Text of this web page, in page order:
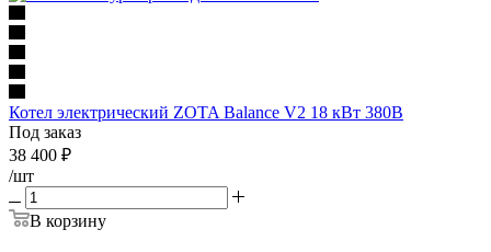
Котел электрический ZOTA Balance V2 18 кВт 380В
Под заказ
38 400 ₽
/шт
В корзину